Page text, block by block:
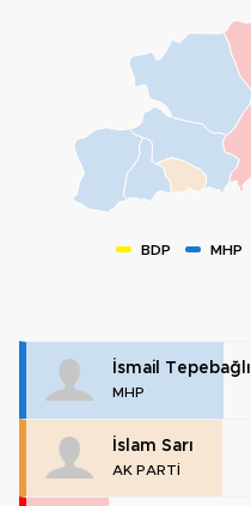
BDP MHP
İsmail Tepebağlı
MHP
İslam Sarı
AK PARTİ